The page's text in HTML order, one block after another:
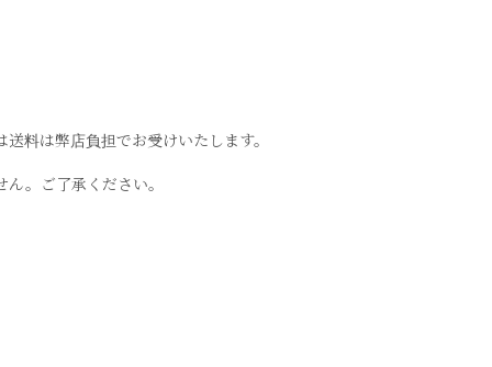
料は弊店負担でお受けいたします。
。ご了承ください。